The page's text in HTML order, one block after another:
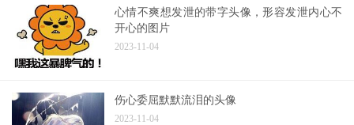
心情不爽想发泄的带字头像，形容发泄内心不
开心的图片
2023-11-04
伤心委屈默默流泪的头像
2023-11-04